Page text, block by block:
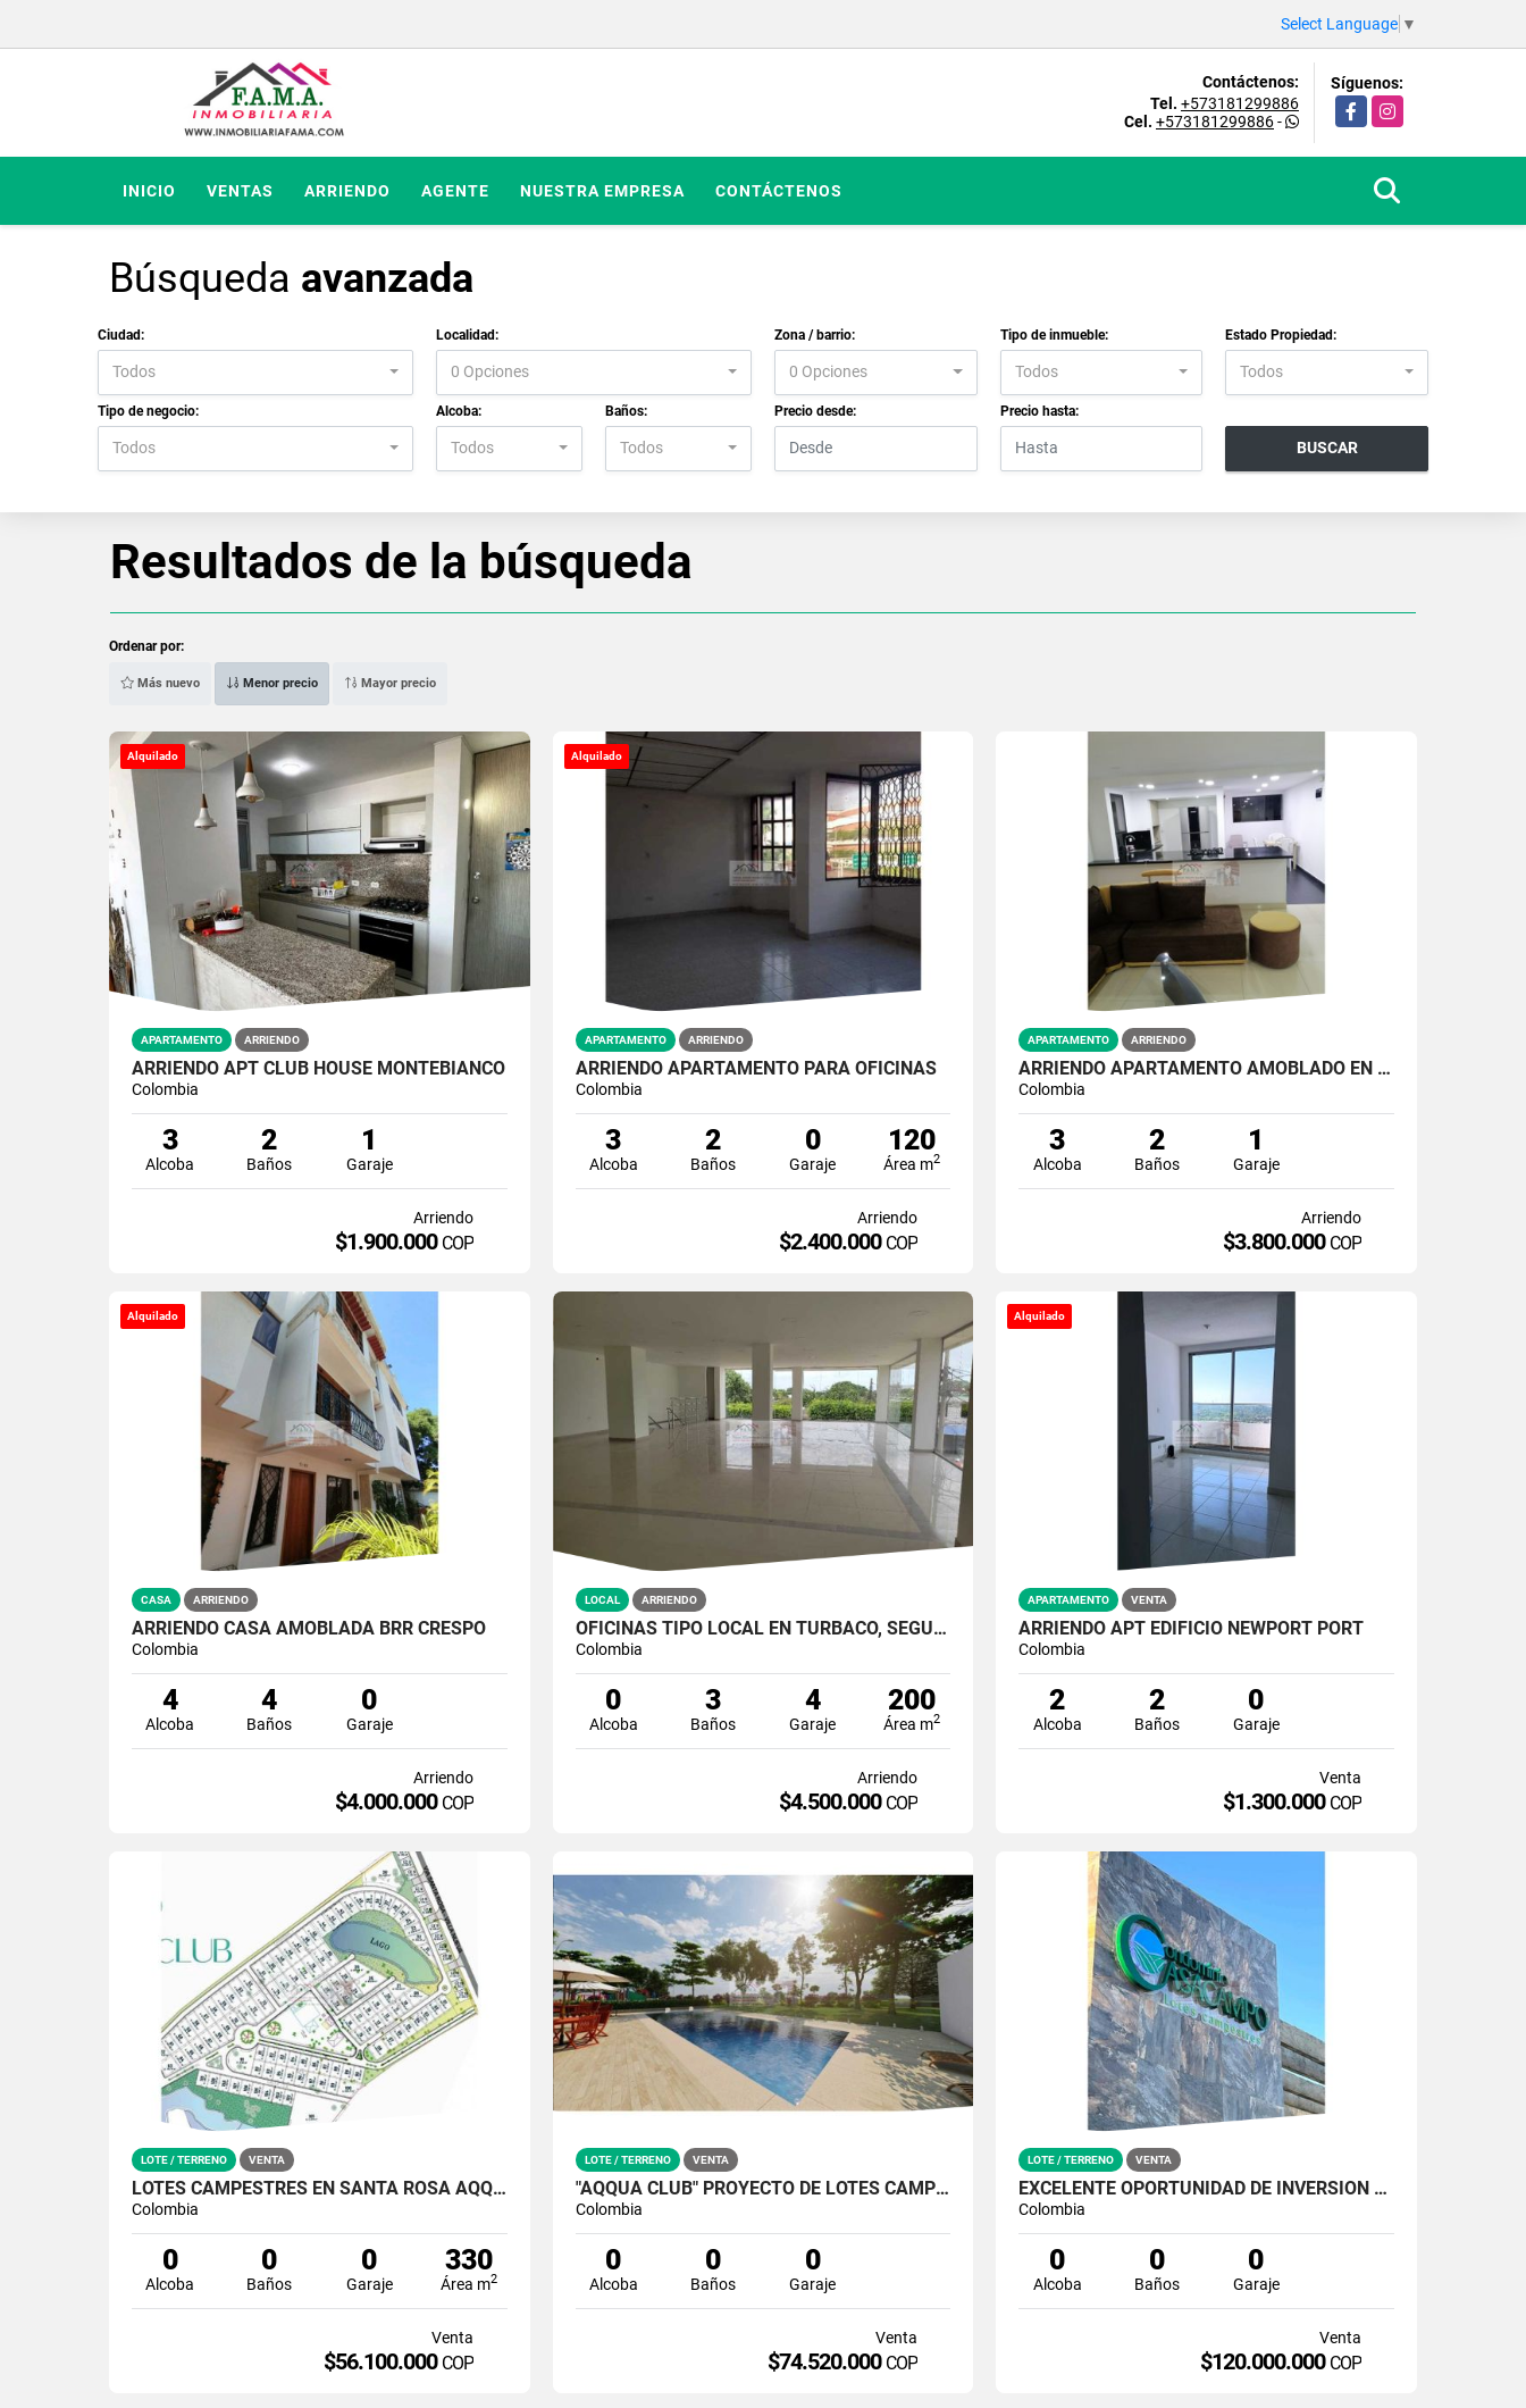
Select Language ▼
Contáctenos:
Tel. +573181299886
Cel. +573181299886-
Síguenos:
FacebookInstagram
INICIO VENTAS ARRIENDO AGENTE NUESTRA EMPRESA CONTÁCTENOS
Búsqueda avanzada
Ciudad:
Todos
Localidad:
0 Opciones
Zona / barrio:
0 Opciones
Tipo de inmueble:
Todos
Estado Propiedad:
Todos
Tipo de negocio:
Todos
Alcoba:
Todos
Baños:
Todos
Precio desde: Precio hasta:
BUSCAR
Resultados de la búsqueda
Ordenar por:
Más nuevo Menor precio Mayor precio
Alquilado
APARTAMENTO ARRIENDO
ARRIENDO APT CLUB HOUSE MONTEBIANCO
Colombia
3
Alcoba
2
Baños
1
Garaje
Arriendo
$1.900.000 COP
Alquilado
APARTAMENTO ARRIENDO
ARRIENDO APARTAMENTO PARA OFICINAS
Colombia
3
Alcoba
2
Baños
0
Garaje
120
Área m2
Arriendo
$2.400.000 COP
APARTAMENTO ARRIENDO
ARRIENDO APARTAMENTO AMOBLADO EN CONJUNTO RESIDENCIAL EL REFUGIO
Colombia
3
Alcoba
2
Baños
1
Garaje
Arriendo
$3.800.000 COP
Alquilado
CASA ARRIENDO
ARRIENDO CASA AMOBLADA BRR CRESPO
Colombia
4
Alcoba
4
Baños
0
Garaje
Arriendo
$4.000.000 COP
LOCAL ARRIENDO
OFICINAS TIPO LOCAL EN TURBACO, SEGUNDO PISO
Colombia
0
Alcoba
3
Baños
4
Garaje
200
Área m2
Arriendo
$4.500.000 COP
Alquilado
APARTAMENTO VENTA
ARRIENDO APT EDIFICIO NEWPORT PORT
Colombia
2
Alcoba
2
Baños
0
Garaje
Venta
$1.300.000 COP
LOTE / TERRENO VENTA
LOTES CAMPESTRES EN SANTA ROSA AQQUA CLUB PROYECTO
Colombia
0
Alcoba
0
Baños
0
Garaje
330
Área m2
Venta
$56.100.000 COP
LOTE / TERRENO VENTA
"AQQUA CLUB" PROYECTO DE LOTES CAMPESTRES EN SANTA ROSA BOLIVAR
Colombia
0
Alcoba
0
Baños
0
Garaje
Venta
$74.520.000 COP
LOTE / TERRENO VENTA
EXCELENTE OPORTUNIDAD DE INVERSION - LOTES CAMPESTRES
Colombia
0
Alcoba
0
Baños
0
Garaje
Venta
$120.000.000 COP